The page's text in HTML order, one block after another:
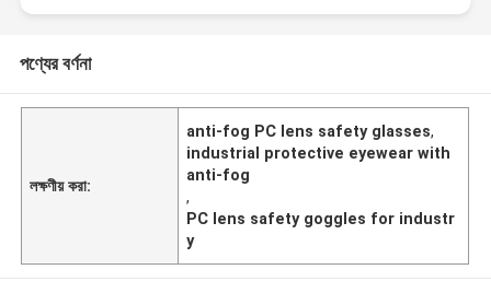
পণ্যের বর্ণনা
লক্ষণীয় করা:
anti-fog PC lens safety glasses,
industrial protective eyewear with
anti-fog
,
PC lens safety goggles for industr
y